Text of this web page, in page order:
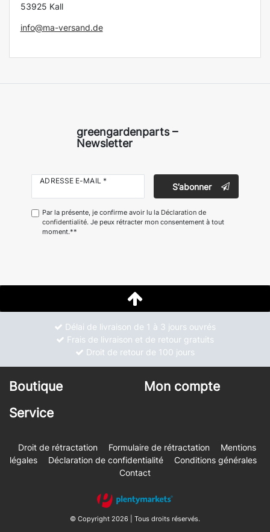
53925 Kall
info@ma-versand.de
greengardenparts –
Newsletter
ADRESSE E-MAIL *
S’abonner
Par la présente, je confirme avoir lu la Déclaration de
confidentialité. Je peux rétracter mon consentement à tout
moment.**
Délai de livraison de 1 à 3 jours ouvrés
Frais de livraison et de retour gratuits
Droit de retour de 100 jours
Boutique
Mon compte
Service
Droit de rétractation Formulaire de rétractation
Mentions
légales
Déclaration de confidentialité
Conditions générales
Contact
© Copyright 2026 | Tous droits réservés.